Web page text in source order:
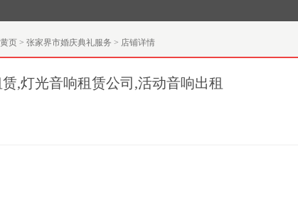
页 > 张家界市婚庆典礼服务 > 店铺详情
,灯光音响租赁公司,活动音响出租